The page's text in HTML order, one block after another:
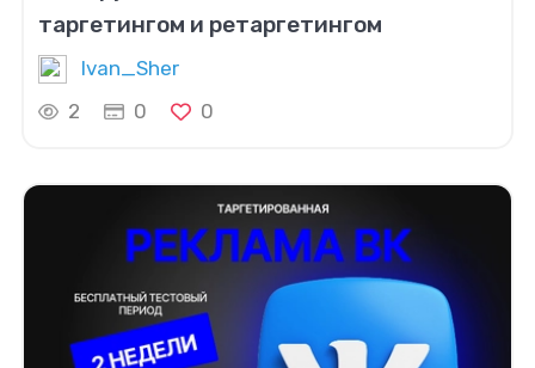
таргетингом и ретаргетингом
Ivan_Sher
2
0 0